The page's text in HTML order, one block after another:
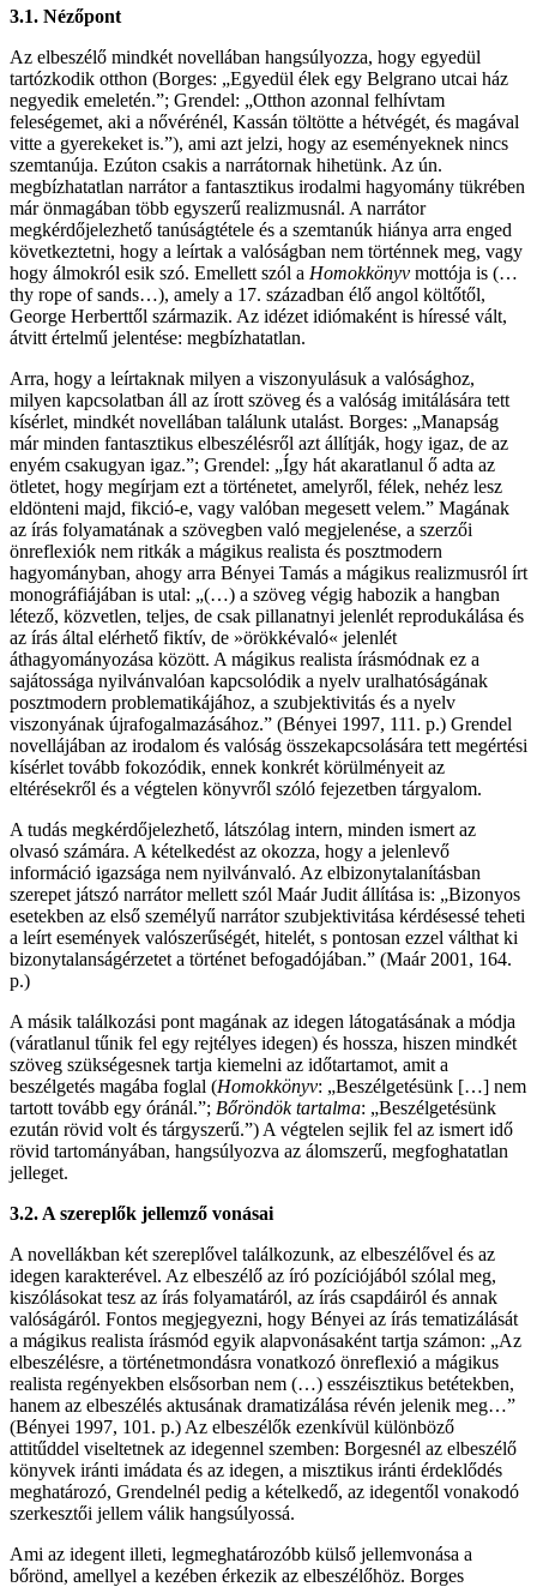
3.1. Nézőpont
Az elbeszélő mindkét novellában hangsúlyozza, hogy egyedül
tartózkodik otthon (Borges: „Egyedül élek egy Belgrano utcai ház
negyedik emeletén.”; Grendel: „Otthon azonnal felhívtam
feleségemet, aki a nővérénél, Kassán töltötte a hétvégét, és magával
vitte a gyerekeket is.”), ami azt jelzi, hogy az eseményeknek nincs
szemtanúja. Ezúton csakis a narrátornak hihetünk. Az ún.
megbízhatatlan narrátor a fantasztikus irodalmi hagyomány tükrében
már önmagában több egyszerű realizmusnál. A narrátor
megkérdőjelezhető tanúságtétele és a szemtanúk hiánya arra enged
következtetni, hogy a leírtak a valóságban nem történnek meg, vagy
hogy álmokról esik szó. Emellett szól a Homokkönyv mottója is (…
thy rope of sands…), amely a 17. században élő angol költőtől,
George Herberttől származik. Az idézet idiómaként is híressé vált,
átvitt értelmű jelentése: megbízhatatlan.
Arra, hogy a leírtaknak milyen a viszonyulásuk a valósághoz,
milyen kapcsolatban áll az írott szöveg és a valóság imitálására tett
kísérlet, mindkét novellában találunk utalást. Borges: „Manapság
már minden fantasztikus elbeszélésről azt állítják, hogy igaz, de az
enyém csakugyan igaz.”; Grendel: „Így hát akaratlanul ő adta az
ötletet, hogy megírjam ezt a történetet, amelyről, félek, nehéz lesz
eldönteni majd, fikció-e, vagy valóban megesett velem.” Magának
az írás folyamatának a szövegben való megjelenése, a szerzői
önreflexiók nem ritkák a mágikus realista és posztmodern
hagyományban, ahogy arra Bényei Tamás a mágikus realizmusról írt
monográfiájában is utal: „(…) a szöveg végig habozik a hangban
létező, közvetlen, teljes, de csak pillanatnyi jelenlét reprodukálása és
az írás által elérhető fiktív, de »örökkévaló« jelenlét
áthagyományozása között. A mágikus realista írásmódnak ez a
sajátossága nyilvánvalóan kapcsolódik a nyelv uralhatóságának
posztmodern problematikájához, a szubjektivitás és a nyelv
viszonyának újrafogalmazásához.” (Bényei 1997, 111. p.) Grendel
novellájában az irodalom és valóság összekapcsolására tett megértési
kísérlet tovább fokozódik, ennek konkrét körülményeit az
eltérésekről és a végtelen könyvről szóló fejezetben tárgyalom.
A tudás megkérdőjelezhető, látszólag intern, minden ismert az
olvasó számára. A kételkedést az okozza, hogy a jelenlevő
információ igazsága nem nyilvánvaló. Az elbizonytalanításban
szerepet játszó narrátor mellett szól Maár Judit állítása is: „Bizonyos
esetekben az első személyű narrátor szubjektivitása kérdésessé teheti
a leírt események valószerűségét, hitelét, s pontosan ezzel válthat ki
bizonytalanságérzetet a történet befogadójában.” (Maár 2001, 164.
p.)
A másik találkozási pont magának az idegen látogatásának a módja
(váratlanul tűnik fel egy rejtélyes idegen) és hossza, hiszen mindkét
szöveg szükségesnek tartja kiemelni az időtartamot, amit a
beszélgetés magába foglal (Homokkönyv: „Beszélgetésünk […] nem
tartott tovább egy óránál.”; Bőröndök tartalma: „Beszélgetésünk
ezután rövid volt és tárgyszerű.”) A végtelen sejlik fel az ismert idő
rövid tartományában, hangsúlyozva az álomszerű, megfoghatatlan
jelleget.
3.2. A szereplők jellemző vonásai
A novellákban két szereplővel találkozunk, az elbeszélővel és az
idegen karakterével. Az elbeszélő az író pozíciójából szólal meg,
kiszólásokat tesz az írás folyamatáról, az írás csapdáiról és annak
valóságáról. Fontos megjegyezni, hogy Bényei az írás tematizálását
a mágikus realista írásmód egyik alapvonásaként tartja számon: „Az
elbeszélésre, a történetmondásra vonatkozó önreflexió a mágikus
realista regényekben elsősorban nem (…) esszéisztikus betétekben,
hanem az elbeszélés aktusának dramatizálása révén jelenik meg…”
(Bényei 1997, 101. p.) Az elbeszélők ezenkívül különböző
attitűddel viseltetnek az idegennel szemben: Borgesnél az elbeszélő
könyvek iránti imádata és az idegen, a misztikus iránti érdeklődés
meghatározó, Grendelnél pedig a kételkedő, az idegentől vonakodó
szerkesztői jellem válik hangsúlyossá.
Ami az idegent illeti, legmeghatározóbb külső jellemvonása a
bőrönd, amellyel a kezében érkezik az elbeszélőhöz. Borges